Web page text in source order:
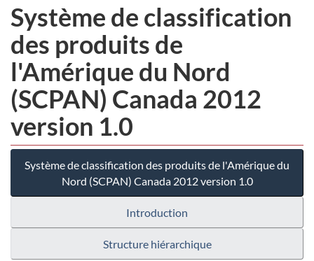
Système de classification
des produits de
l'Amérique du Nord
(SCPAN) Canada 2012
version 1.0
Système de classification des produits de l'Amérique du
Nord (SCPAN) Canada 2012 version 1.0
Introduction
Structure hiérarchique